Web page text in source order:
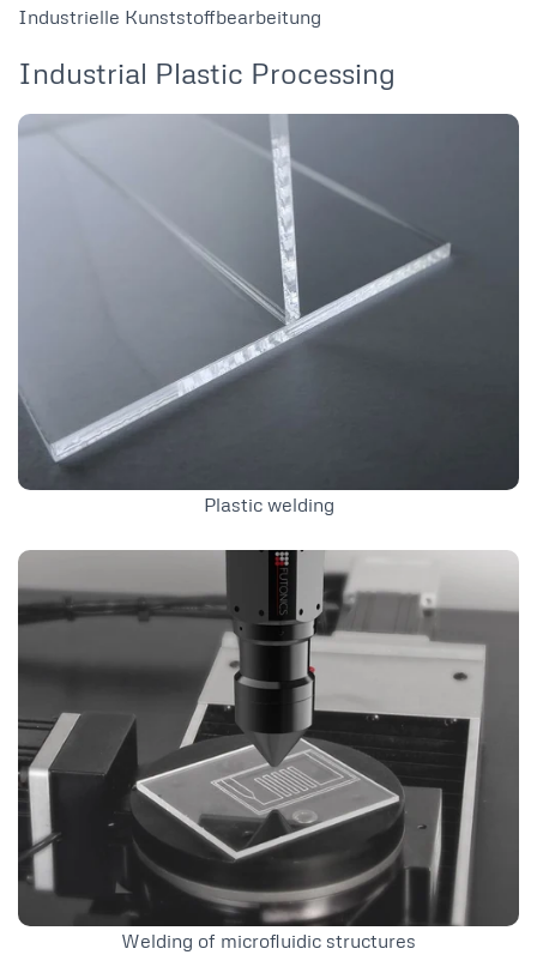
Industrielle Kunststoffbearbeitung
Industrial Plastic Processing
Plastic welding
Welding of microfluidic structures